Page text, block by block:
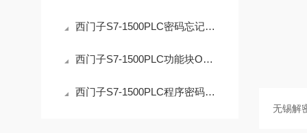
西门子S7-1500PLC密码忘记解密应急指南：正确复位流程与数据取舍
西门子S7-1500PLC功能块OB解密操作的安全指南
西门子S7-1500PLC程序密码解密：技术边界与合法路径的深度解析